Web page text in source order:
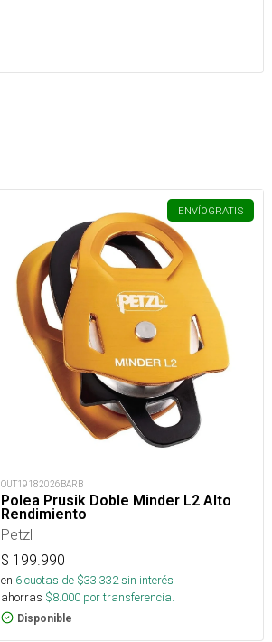
ENVÍOGRATIS
OUT19182026BARB
Polea Prusik Doble Minder L2 Alto
Rendimiento
Petzl
$ 199.990
en 6cuotas de $33.332sin interés
ahorras $8.000 por transferencia.
Disponible